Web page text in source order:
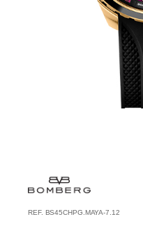
REF. BS45CHPG.MAYA-7.12